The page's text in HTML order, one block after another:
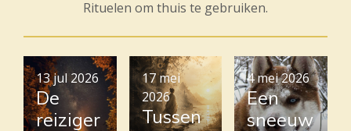
Rituelen om thuis te gebruiken.
De
reiziger
13 jul 2026
Tussen
17 mei
2026
Een
sneeuw
4 mei 2026